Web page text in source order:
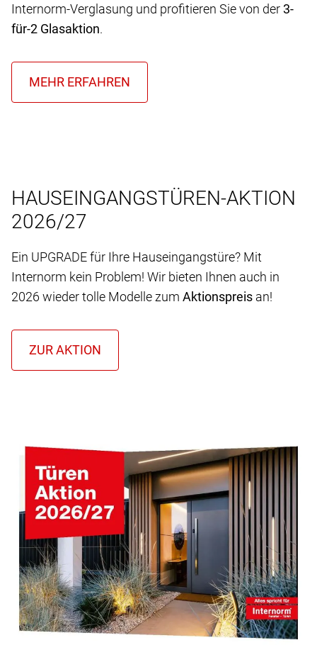
Internorm-Verglasung und profitieren Sie von der 3-
für-2 Glasaktion.
HAUSEINGANGSTÜREN-AKTION
2026/27
Ein UPGRADE für Ihre Hauseingangstüre? Mit
Internorm kein Problem! Wir bieten Ihnen auch in
2026 wieder tolle Modelle zum Aktionspreis an!